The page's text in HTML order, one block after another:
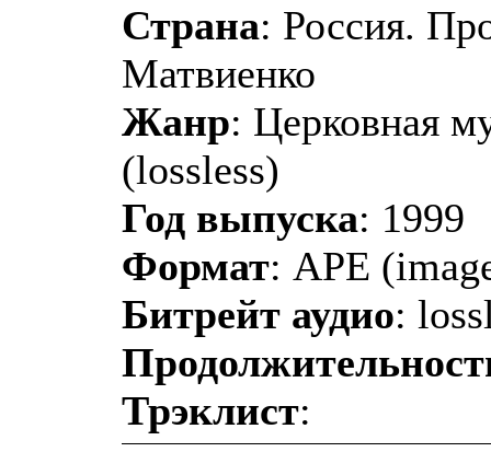
Страна: Россия.
Матвиенко
Жанр: Церковная
(lossless)
Год выпуска: 1999
Формат: APE
Битрейт аудио:
Трэклист: